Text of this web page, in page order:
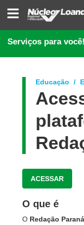
NÚCLEO
REGIONAL
EDUCAÇÃO
DE
LOANDA
Serviços para você!
Educação
ACESSAR
O que é
O Redação Paraná